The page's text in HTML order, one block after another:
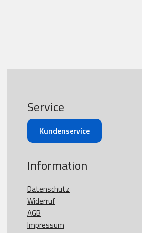
Service
Kundenservice
Information
Datenschutz
Widerruf
AGB
Impressum